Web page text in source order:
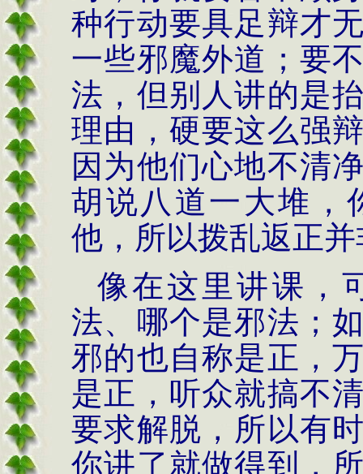
种行动要具足辩才
一些邪魔外道；要
法，但别人讲的是
理由，硬要这么强
因为他们心地不清
胡说八道一大堆，
他，所以拨乱返正
像在这里讲课，
法、哪个是邪法；
邪的也自称是正，
是正，听众就搞不
要求解脱，所以有
你讲了就做得到，